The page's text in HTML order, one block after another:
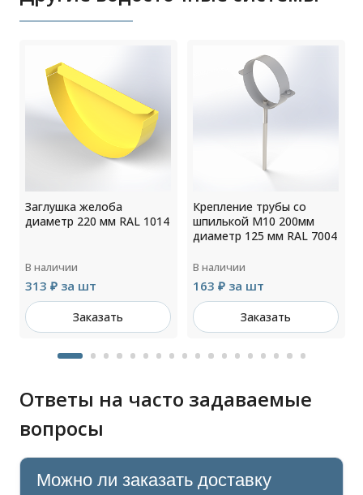
Заглушка желоба
диаметр 220 мм RAL 1014
В наличии
313 ₽ за шт
Заказать
Крепление трубы со
шпилькой М10 200мм
диаметр 125 мм RAL 7004
В наличии
163 ₽ за шт
Заказать
Ответы на часто задаваемые
вопросы
Можно ли заказать доставку